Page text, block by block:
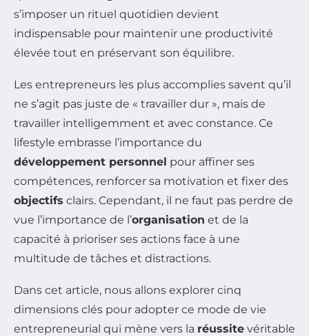
s’imposer un rituel quotidien devient
indispensable pour maintenir une productivité
élevée tout en préservant son équilibre.
Les entrepreneurs les plus accomplies savent qu’il
ne s’agit pas juste de « travailler dur », mais de
travailler intelligemment et avec constance. Ce
lifestyle embrasse l’importance du
développement personnel pour affiner ses
compétences, renforcer sa motivation et fixer des
objectifs clairs. Cependant, il ne faut pas perdre de
vue l’importance de l’organisation et de la
capacité à prioriser ses actions face à une
multitude de tâches et distractions.
Dans cet article, nous allons explorer cinq
dimensions clés pour adopter ce mode de vie
entrepreneurial qui mène vers la réussite véritable